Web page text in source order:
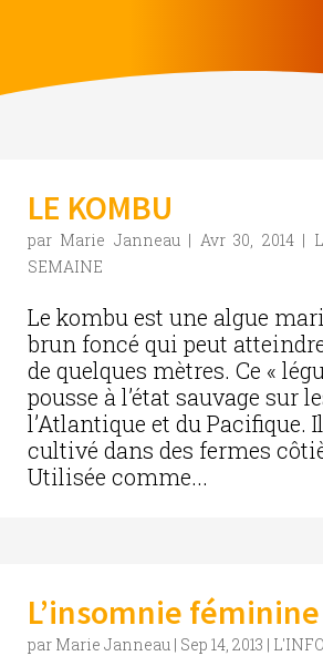
LE KOMBU
par Marie Janneau| Avr 30, 2014|
SEMAINE
Le kombu est une algue
brun foncé qui peut
de quelques mètres. Ce «
pousse à l’état sauvage sur
l’Atlantique et du Pacifique.
cultivé dans des fermes
Utilisée comme...
L’insomnie féminine
par Marie Janneau | Sep 14, 2013 |